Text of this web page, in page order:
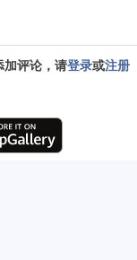
加评论，请登录或注册